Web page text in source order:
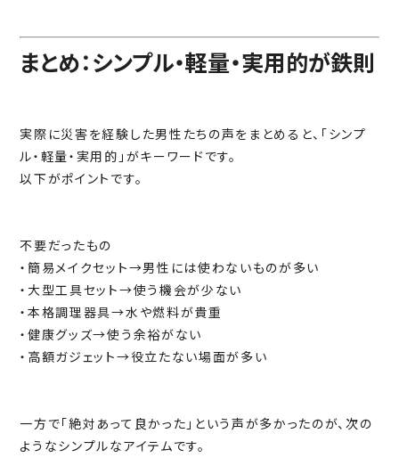
まとめ：シンプル・軽量・実用的が鉄則
実際に災害を経験した男性たちの声をまとめると、「シンプ
ル・軽量・実用的」がキーワードです。
以下がポイントです。
不要だったもの
・簡易メイクセット→男性には使わないものが多い
・大型工具セット→使う機会が少ない
・本格調理器具→水や燃料が貴重
・健康グッズ→使う余裕がない
・高額ガジェット→役立たない場面が多い
一方で「絶対あって良かった」という声が多かったのが、次の
ようなシンプルなアイテムです。